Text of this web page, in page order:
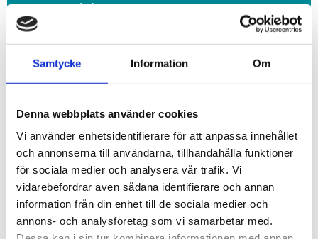
Samtycke Information Om
Denna webbplats använder cookies
Vi använder enhetsidentifierare för att anpassa innehållet
och annonserna till användarna, tillhandahålla funktioner
för sociala medier och analysera vår trafik. Vi
vidarebefordrar även sådana identifierare och annan
information från din enhet till de sociala medier och
annons- och analysföretag som vi samarbetar med.
februari (16)
januari (3)
2025
november (3)
juni (5)
2024
december (5)
november (20)